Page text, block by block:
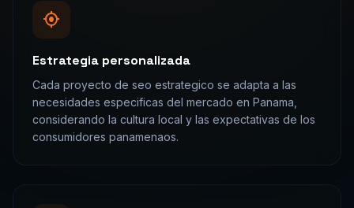
Estrategia personalizada
Cada proyecto de seo estrategico se adapta a las
necesidades especificas del mercado en Panama,
considerando la cultura local y las expectativas de los
consumidores panamenaos.